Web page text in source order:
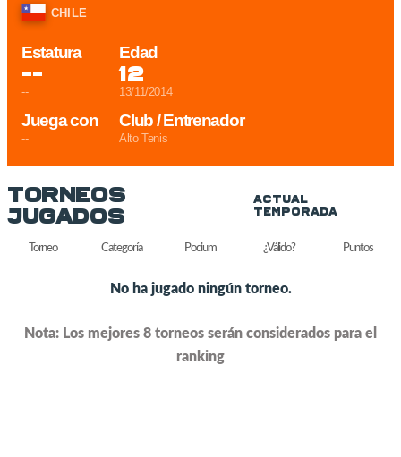
CHILE
Estatura
--
--
Juega con
--
Edad
12
13/11/2014
Club / Entrenador
Alto Tenis
Torneos
Jugados
Actual
Temporada
Torneo Categoría Podium ¿Válido? Puntos
No ha jugado ningún torneo.
Nota: Los mejores 8 torneos serán considerados para el
ranking